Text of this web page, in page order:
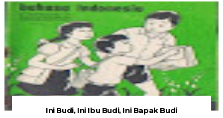
Ini Budi, Ini Ibu Budi, Ini Bapak Budi